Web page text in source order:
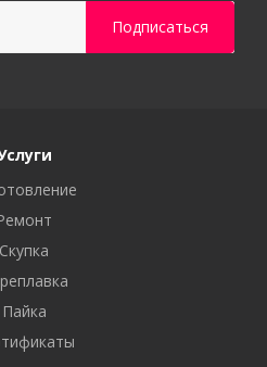
Скупка
Пайка